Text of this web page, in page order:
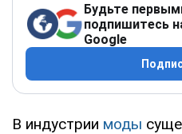
Будьте
подпишитесь
Google
В индустрии моды